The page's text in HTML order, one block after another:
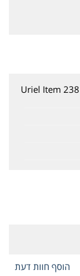
אוריאל סד ליישור וקיבוע אצבע Uriel Item 238
הוסף חוות דעת